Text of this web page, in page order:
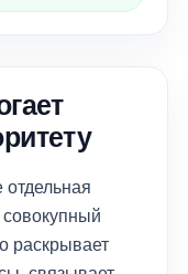
отдельная
раскрывает